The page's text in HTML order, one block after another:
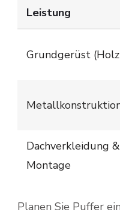
Leistung
Grundgerüst
Dachverkleidung &
Montage
Planen Sie Puffer